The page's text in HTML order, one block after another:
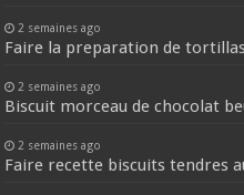
2 semaines ago
Faire la preparation de
2 semaines ago
Biscuit morceau de chocolat
2 semaines ago
Faire recette biscuits tendres